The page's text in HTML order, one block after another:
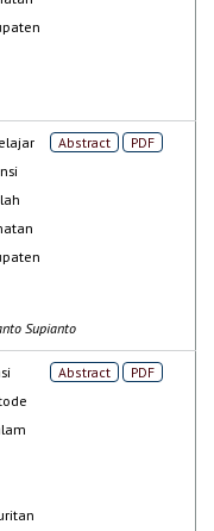
Abstract PDF
Supianto
Abstract PDF